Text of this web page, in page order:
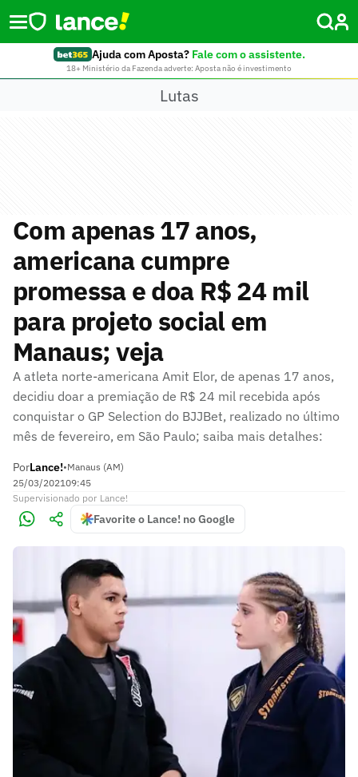
Ajuda com Aposta? Fale com o assistente.
18+ Ministério da Fazenda adverte: Aposta não é investimento
Lutas
Com apenas 17 anos,
americana cumpre
promessa e doa R$ 24 mil
para projeto social em
Manaus; veja
A atleta norte-americana Amit Elor, de apenas 17 anos,
decidiu doar a premiação de R$ 24 mil recebida após
conquistar o GP Selection do BJJBet, realizado no último
mês de fevereiro, em São Paulo; saiba mais detalhes:
PorLance!•Manaus (AM)
25/03/202109:45
Supervisionado por Lance!
Favorite o Lance! no Google